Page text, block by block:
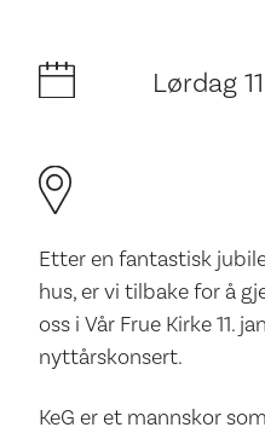
Lørdag
Etter en fantastisk
hus, er vi tilbake for å
oss i Vår Frue Kirke 11.
nyttårskonsert.
KeG er et mannskor